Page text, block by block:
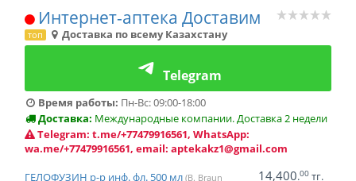
Интернет-аптека Доставим
топ Доставка по всему Казахстану
Telegram
Время работы: Пн-Вс: 09:00-18:00
Доставка: Международные компании. Доставка 2 недели
Telegram: t.me/+77479916561, WhatsApp:
wa.me/+77479916561, email: aptekakz1@gmail.com
ГЕЛОФУЗИН р-р инф. фл. 500 мл (B. Braun
14,400.00 тг.